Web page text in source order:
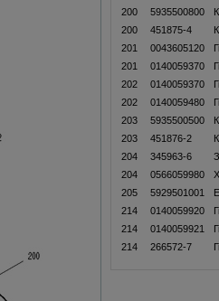
200
5935500800
200
451875-4
201
0043605120
201
0140059370
202
0140059370
202
0140059480
203
5935500500
203
451876-2
204
345963-6
204
0566059980
205
5929501001
214
0140059920
214
0140059921
214
266572-7